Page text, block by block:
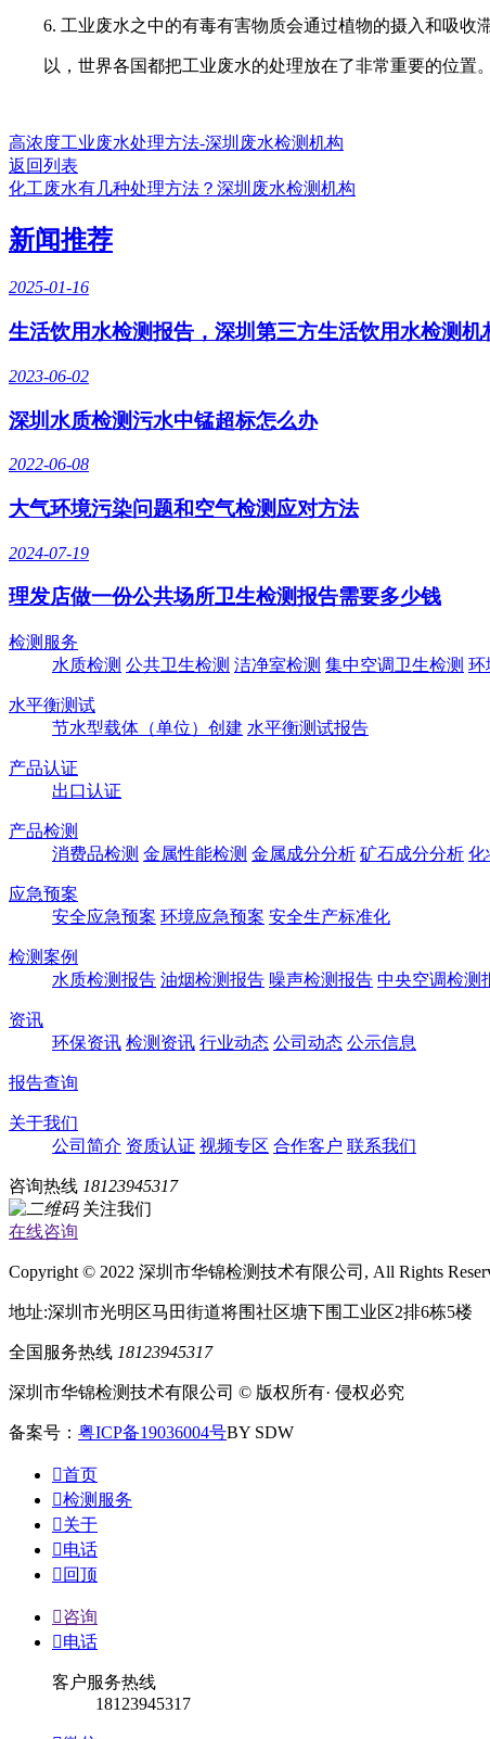
6. 工业废水之中的有毒有害物质会通过植物的摄入和吸收
以，世界各国都把工业废水的处理放在了非常重要的位置
高浓度工业废水处理方法-深圳废水检测机构
返回列表
化工废水有几种处理方法？深圳废水检测机构
新闻推荐
2025-01-16
生活饮用水检测报告，深圳第三方生活饮用水检测机
2023-06-02
深圳水质检测污水中锰超标怎么办
2022-06-08
大气环境污染问题和空气检测应对方法
2024-07-19
理发店做一份公共场所卫生检测报告需要多少钱
检测服务
水质检测 公共卫生检测 洁净室检测 集中空调卫生检测 环
水平衡测试
节水型载体（单位）创建 水平衡测试报告
产品认证
出口认证
产品检测
消费品检测 金属性能检测 金属成分分析 矿石成分分析 化
应急预案
安全应急预案 环境应急预案 安全生产标准化
检测案例
水质检测报告 油烟检测报告 噪声检测报告 中央空调检测
资讯
环保资讯 检测资讯 行业动态 公司动态 公示信息
报告查询
关于我们
公司简介 资质认证 视频专区 合作客户 联系我们
咨询热线 18123945317
关注我们
在线咨询
Copyright © 2022 深圳市华锦检测技术有限公司, All Rights
地址:深圳市光明区马田街道将围社区塘下围工业区2排6栋5楼
全国服务热线 18123945317
深圳市华锦检测技术有限公司 © 版权所有· 侵权必究
备案号： 粤ICP备19036004号BY SDW
首页
检测服务
关于
电话
 回顶
咨询
电话
客户服务热线
18123945317